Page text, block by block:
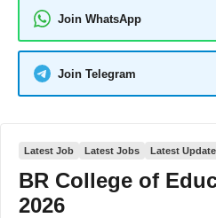
Join WhatsApp
Join Telegram
Latest Job Latest Jobs Latest Update
BR College of
2026